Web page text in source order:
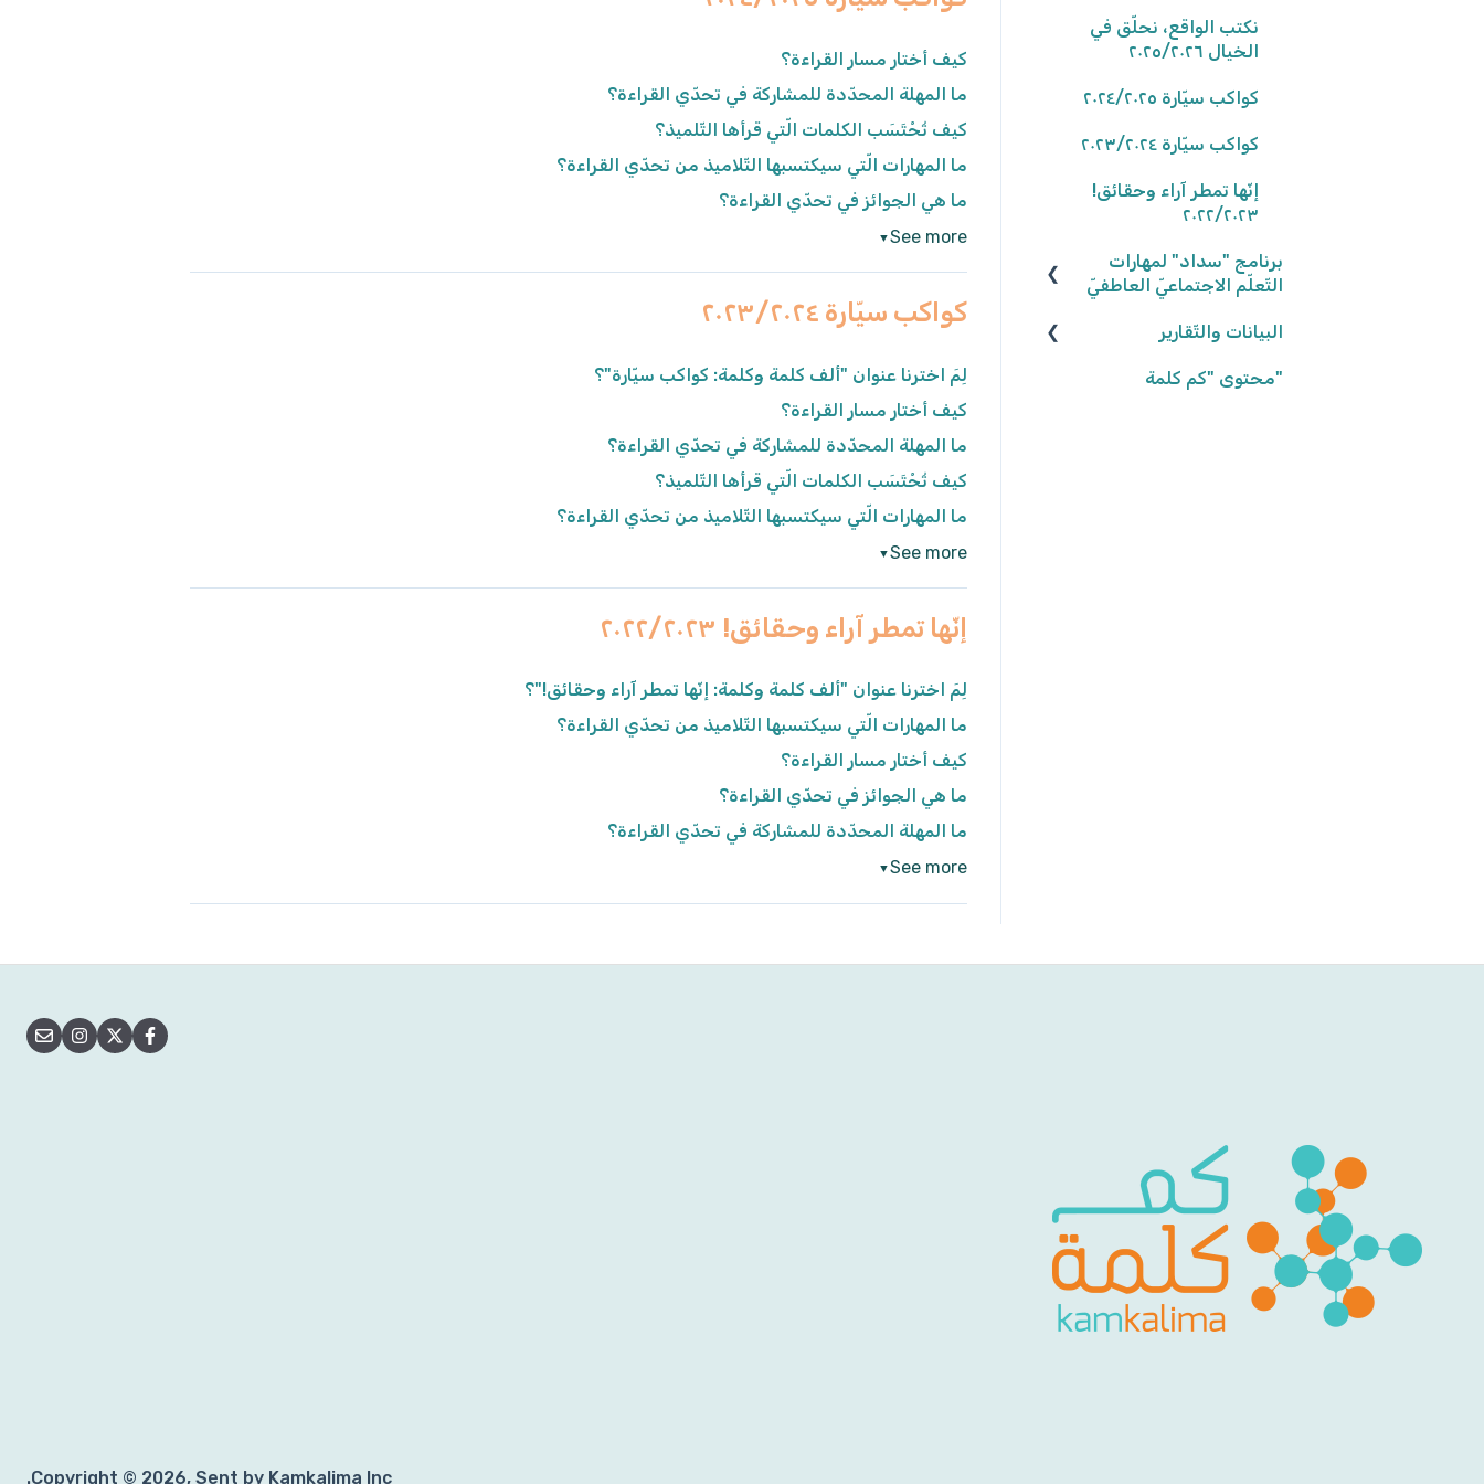
كيف أختار مسار القراءة؟
ما المهلة المحدّدة للمشاركة في تحدّي القراءة؟
كيف تُحْتَسَب الكلمات الّتي قرأها التّلميذ؟
ما المهارات الّتي سيكتسبها التّلاميذ من تحدّي القراءة؟
ما هي الجوائز في تحدّي القراءة؟
See more
▼
كواكب سيّارة ٢٠٢٣/٢٠٢٤
لِمَ اخترنا عنوان "ألف كلمة وكلمة: كواكب سيّارة"؟
كيف أختار مسار القراءة؟
ما المهلة المحدّدة للمشاركة في تحدّي القراءة؟
كيف تُحْتَسَب الكلمات الّتي قرأها التّلميذ؟
ما المهارات الّتي سيكتسبها التّلاميذ من تحدّي القراءة؟
See more
▼
إنّها تمطر آراء وحقائق! ٢٠٢٢/٢٠٢٣
لِمَ اخترنا عنوان "ألف كلمة وكلمة: إنّها تمطر آراء وحقائق!"؟
ما المهارات الّتي سيكتسبها التّلاميذ من تحدّي القراءة؟
كيف أختار مسار القراءة؟
ما هي الجوائز في تحدّي القراءة؟
ما المهلة المحدّدة للمشاركة في تحدّي القراءة؟
See more
▼
نكتب الواقع، نحلّق في
الخيال ٢٠٢٥/٢٠٢٦
كواكب سيّارة ٢٠٢٤/٢٠٢٥
كواكب سيّارة ٢٠٢٣/٢٠٢٤
إنّها تمطر آراء وحقائق!
٢٠٢٢/٢٠٢٣
برنامج "سداد" لمهارات
التّعلّم الاجتماعيّ العاطفيّ
تعريف البرنامج
المشاركة في البرنامج
البيانات والتّقارير
بيانات وتقارير التّلاميذ
"محتوى "كم كلمة
Copyright © 2026, Sent by Kamkalima Inc.